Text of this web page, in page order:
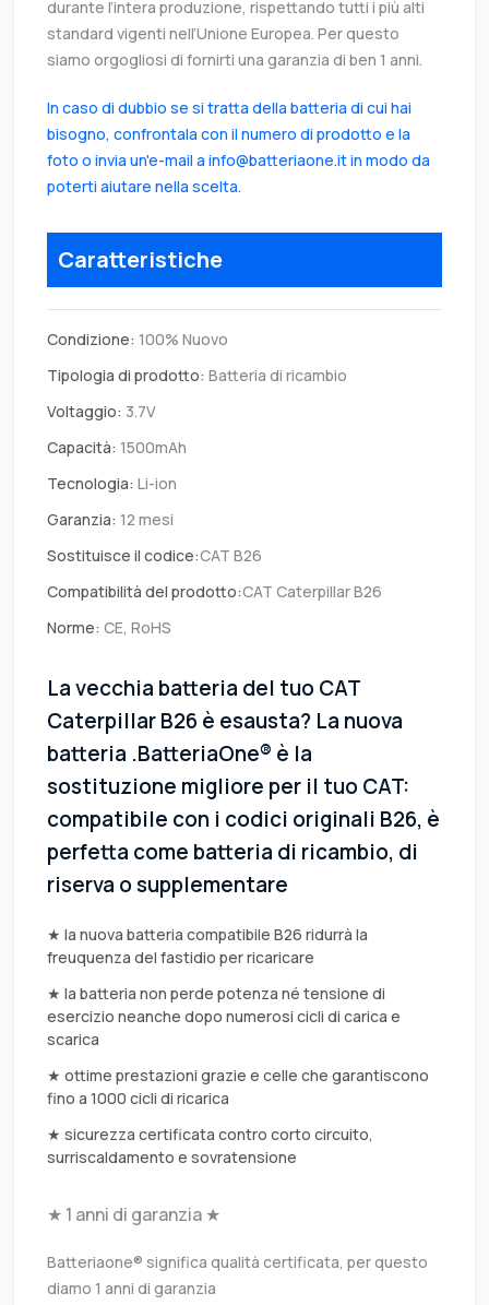
durante l’intera produzione, rispettando tutti i più alti
standard vigenti nell’Unione Europea. Per questo
siamo orgogliosi di fornirti una garanzia di ben 1 anni.
In caso di dubbio se si tratta della batteria di cui hai
bisogno, confrontala con il numero di prodotto e la
foto o invia un'e-mail a info@batteriaone.it in modo da
poterti aiutare nella scelta.
Caratteristiche
Condizione: 100% Nuovo
Tipologia di prodotto: Batteria di ricambio
Voltaggio: 3.7V
Capacità: 1500mAh
Tecnologia: Li-ion
Garanzia: 12 mesi
Sostituisce il codice:CAT B26
Compatibilità del prodotto:CAT Caterpillar B26
Norme: CE, RoHS
La vecchia batteria del tuo CAT
Caterpillar B26 è esausta? La nuova
batteria .BatteriaOne® è la
sostituzione migliore per il tuo CAT:
compatibile con i codici originali B26, è
perfetta come batteria di ricambio, di
riserva o supplementare
★ la nuova batteria compatibile B26 ridurrà la
freuquenza del fastidio per ricaricare
★ la batteria non perde potenza né tensione di
esercizio neanche dopo numerosi cicli di carica e
scarica
★ ottime prestazioni grazie e celle che garantiscono
fino a 1000 cicli di ricarica
★ sicurezza certificata contro corto circuito,
surriscaldamento e sovratensione
★ 1 anni di garanzia ★
Batteriaone® significa qualità certificata, per questo
diamo 1 anni di garanzia